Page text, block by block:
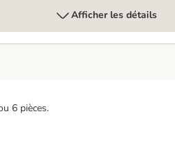
Afficher les détails
6 pièces.